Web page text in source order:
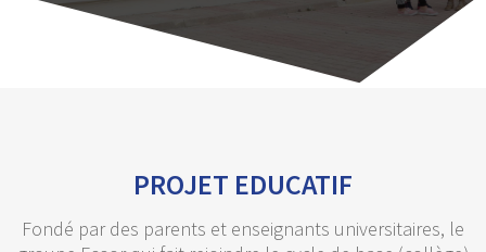
PROJET EDUCATIF
Fondé par des parents et enseignants universitaires, le